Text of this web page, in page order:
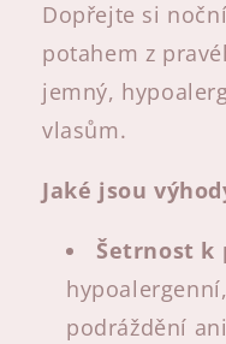
Dopřejte si
potahem z
jemný,
vlasům.
Jaké jsou
Šetrnost k
podráždění